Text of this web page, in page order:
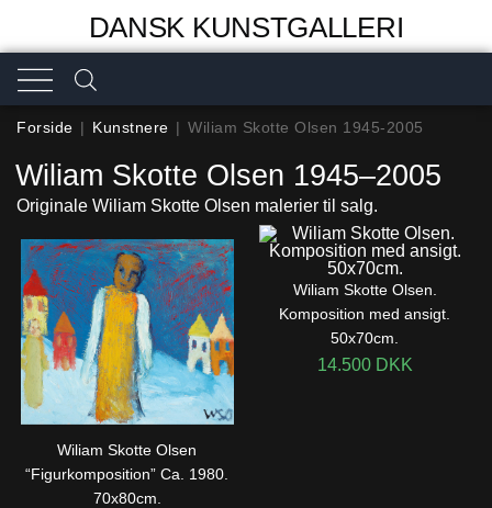
DANSK KUNSTGALLERI
Forside | Kunstnere | Wiliam Skotte Olsen 1945-2005
Wiliam Skotte Olsen 1945–2005
Originale Wiliam Skotte Olsen malerier til salg.
Wiliam Skotte Olsen
“Figurkomposition” Ca. 1980.
70x80cm.
Wiliam Skotte Olsen.
Komposition med ansigt.
50x70cm.
14.500 DKK